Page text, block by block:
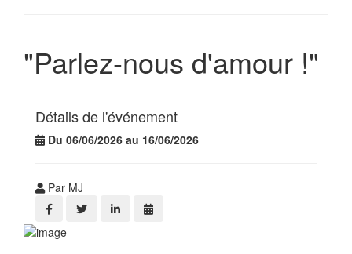
"Parlez-nous d'amour !"
Détails de l'événement
Du 06/06/2026 au 16/06/2026
Par MJ